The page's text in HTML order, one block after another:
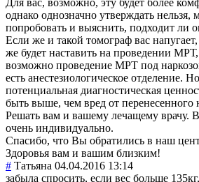
Для вас, возможно, эту будет более
однако однозначно утверждать
попробовать и выяснить, подходит ли
Если же и такой томограф вас
же будет наставить на проведении МРТ,
возможно проведение МРТ под
есть анестезиологическое отделение.
потенциальная диагностическая
быть выше, чем вред от перенесенного
Решать вам и вашему лечащему врачу.
очень индивидуально.
Спасибо, что Вы обратились в наш
Здоровья вам и вашим близким!
# Татьяна 04.04.2016 13:14
забыла спросить, если вес больше